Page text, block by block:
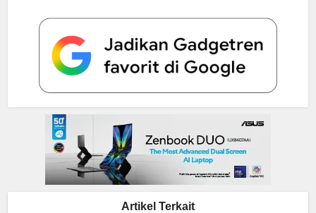
Artikel Terkait